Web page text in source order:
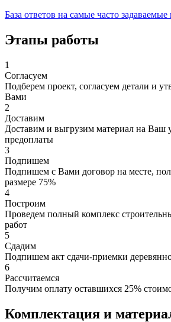
База ответов на самые часто
Этапы работы
1
Согласуем
Подберем проект, согласуем детали и
Вами
2
Доставим
Доставим и выгрузим материал на Ваш
предоплаты
3
Подпишем
Подпишем с Вами договор на месте,
размере 75%
4
Построим
Проведем полный комплекс
работ
5
Сдадим
Подпишем акт сдачи-приемки
6
Рассчитаемся
Получим оплату оставшихся 25%
Комплектация и